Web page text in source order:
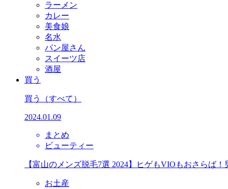
ラーメン
カレー
美食娘
名水
パン屋さん
スイーツ店
酒屋
買う
買う （すべて）
2024.01.09
まとめ
ビューティー
【富山のメンズ脱毛7選 2024】ヒゲもVIOもおさらば
お土産